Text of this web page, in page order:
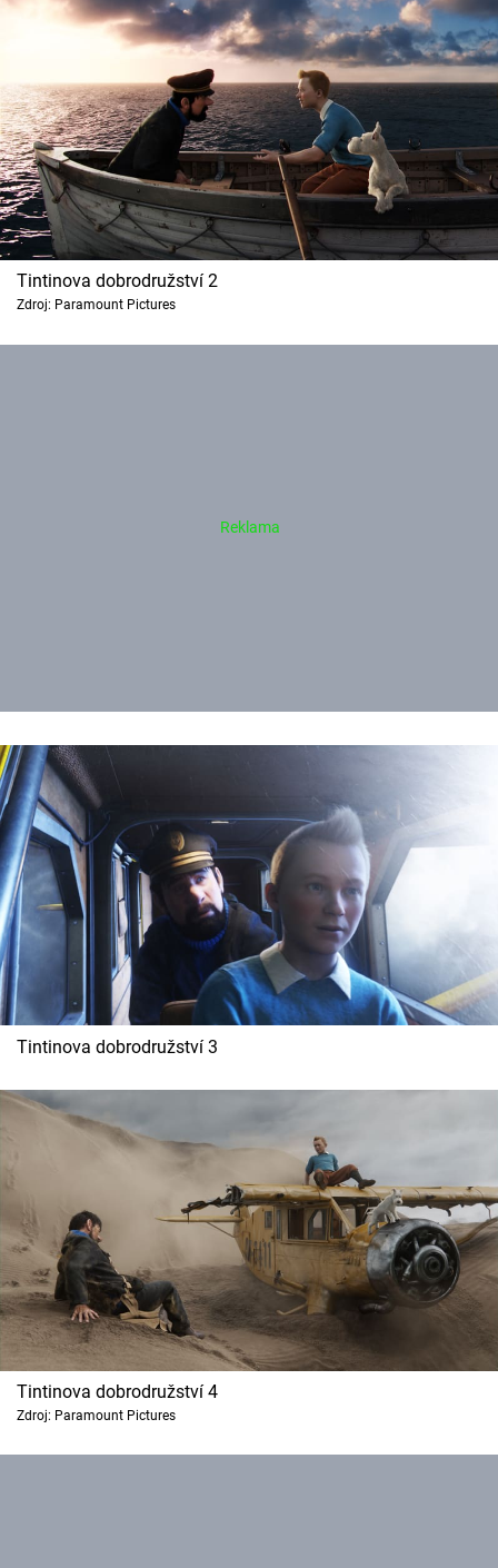
Cool Esport
Pořady
TV Program
Sledujte prima+
Přihlášení
Tintinova dobrodružství 2
Zdroj: Paramount Pictures
Tintinova dobrodružství 3
Tintinova dobrodružství 4
Zdroj: Paramount Pictures